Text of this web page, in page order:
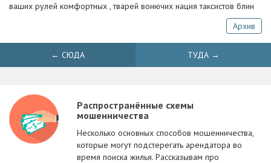
ваших рулей комфортных , тварей вонючих нация таксистов блин
Архив
← СЮДА ТУДА →
Распространённые схемы
мошенничества
Несколько основных способов мошенничества,
которые могут подстерегать арендатора во
время поиска жилья. Рассказывам про